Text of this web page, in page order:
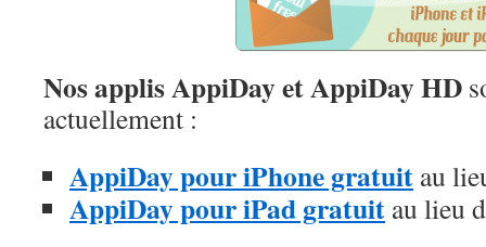
Nos applis AppiDay et AppiDay HD
actuellement :
AppiDay pour iPhone gratuit au
AppiDay pour iPad gratuit au lieu